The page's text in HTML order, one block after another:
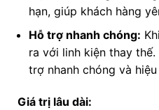
hạn, giúp khách hàng
Hỗ trợ nhanh chóng:
ra với linh kiện thay
trợ nhanh chóng và hiệu
Giá trị lâu dài: